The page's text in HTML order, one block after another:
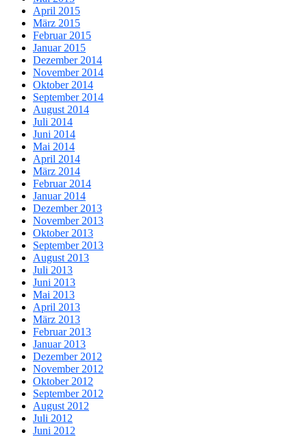
April 2015
März 2015
Februar 2015
Januar 2015
Dezember 2014
November 2014
Oktober 2014
September 2014
August 2014
Juli 2014
Juni 2014
Mai 2014
April 2014
März 2014
Februar 2014
Januar 2014
Dezember 2013
November 2013
Oktober 2013
September 2013
August 2013
Juli 2013
Juni 2013
Mai 2013
April 2013
März 2013
Februar 2013
Januar 2013
Dezember 2012
November 2012
Oktober 2012
September 2012
August 2012
Juli 2012
Juni 2012